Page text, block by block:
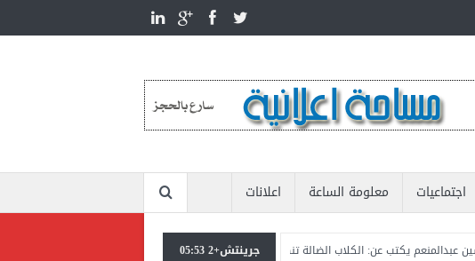
اجتماعيات معلومة الساعة اعلانات
يكتب عن: الكلاب الضالة تنهك الدولة بأكثر من عشرين مليار جنيه
جرينتش+2 05:53